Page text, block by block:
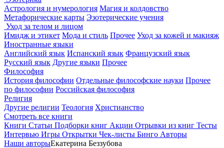
Астрология и нумерология Магия и колдовство
Метафорические карты Эзотерические учения
Уход за телом и лицом
Имидж и этикет Мода и стиль Прочее Уход за кожей и макияж
Иностранные языки
Английский язык Испанский язык Французский язык
Русский язык Другие языки Прочее
Философия
История философии Отдельные философские науки Прочее
по философии Российская философия
Религия
Другие религии Теология Христианство
Смотреть все книги
Книги Статьи Подборки книг Акции Отрывки из книг Тесты
Интервью Игры Открытки Чек-листы Бинго Авторы
Наши авторыЕкатерина Беззубова